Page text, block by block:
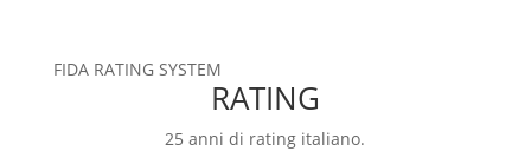
FIDA RATING SYSTEM
RATING
25 anni di rating italiano.